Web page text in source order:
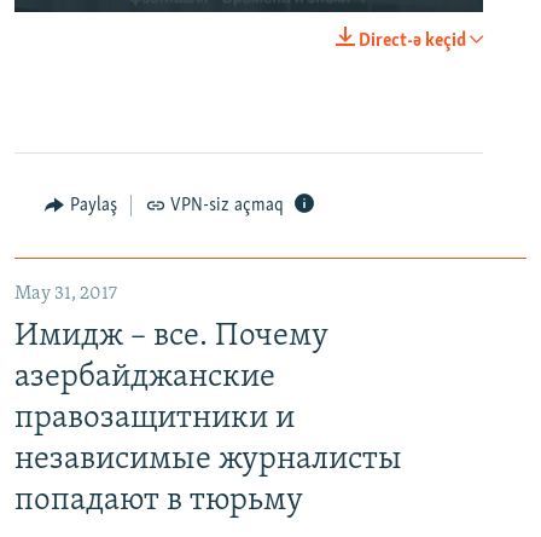
Direct-ə keçid
Paylaş VPN-siz açmaq
May 31, 2017
Имидж – все. Почему
азербайджанские
правозащитники и
независимые журналисты
попадают в тюрьму